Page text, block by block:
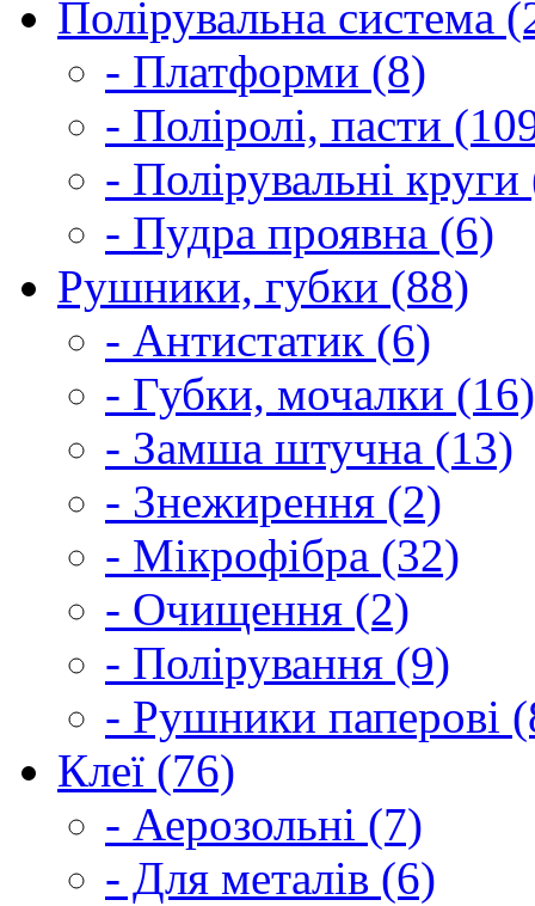
Полірувальна система
- Платформи (8)
- Поліролі, пасти
- Полірувальні
- Пудра проявна (6)
Рушники, губки (88)
- Антистатик (6)
- Губки, мочалки (16)
- Замша штучна (13)
- Знежирення (2)
- Мікрофібра (32)
- Очищення (2)
- Полірування (9)
- Рушники паперові
Клеї (76)
- Аерозольні (7)
- Для металів (6)